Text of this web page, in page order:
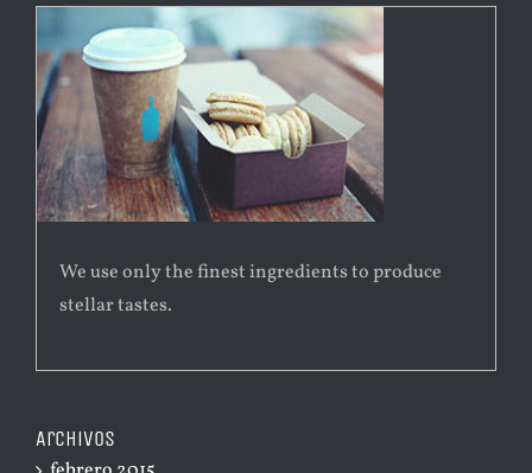
We use only the finest ingredients to produce
stellar tastes.
Archivos